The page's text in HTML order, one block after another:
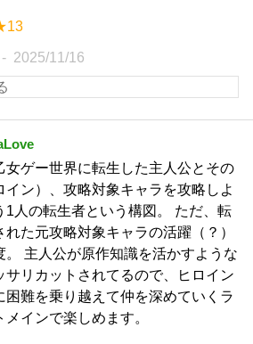
2025/11/16
女ゲー世界に転生した主人公とその
イン）、攻略対象キャラを攻略しよ
1人の転生者という構図。 ただ、転
た元攻略対象キャラの活躍（？）
。 主人公が原作知識を活かすような
サリカットされてるので、ヒロイン
困難を乗り越えて仲を深めていくラ
インで楽しめます。